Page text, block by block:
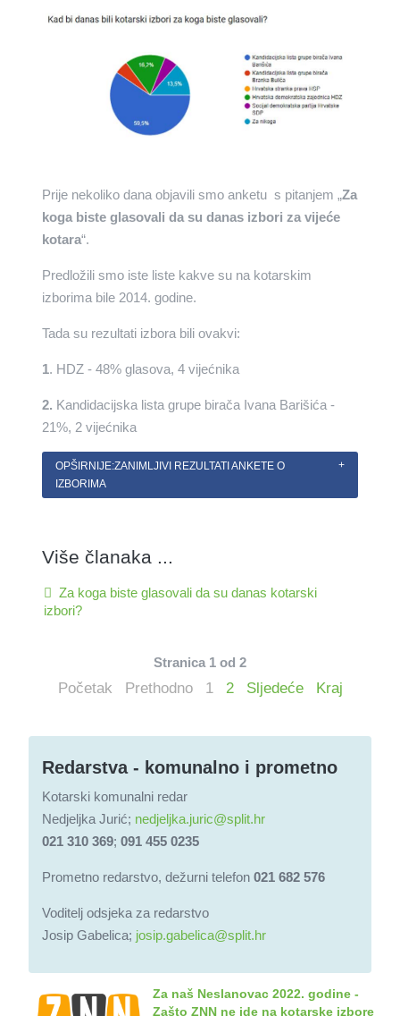
Prije nekoliko dana objavili smo anketu s pitanjem „Za
koga biste glasovali da su danas izbori za vijeće
kotara“.
Predložili smo iste liste kakve su na kotarskim
izborima bile 2014. godine.
Tada su rezultati izbora bili ovakvi:
1. HDZ - 48% glasova, 4 vijećnika
2. Kandidacijska lista grupe birača Ivana Barišića -
21%, 2 vijećnika
OPŠIRNIJE:ZANIMLJIVI REZULTATI ANKETE O
IZBORIMA
Više članaka ...
Za koga biste glasovali da su danas kotarski
izbori?
Stranica 1 od 2
Početak Prethodno 1 2 Sljedeće Kraj
Redarstva - komunalno i prometno
Kotarski komunalni redar
Nedjeljka Jurić; nedjeljka.juric@split.hr
021 310 369; 091 455 0235
Prometno redarstvo, dežurni telefon 021 682 576
Voditelj odsjeka za redarstvo
Josip Gabelica; josip.gabelica@split.hr
Za naš Neslanovac 2022. godine -
Zašto ZNN ne ide na kotarske izbore